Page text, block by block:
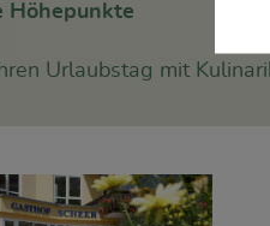
Höhepunkte
Urlaubstag mit